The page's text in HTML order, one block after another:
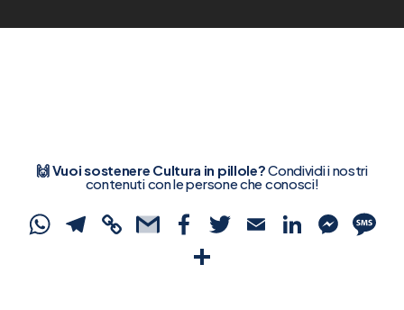
🙌 Vuoi sostenere Cultura in pillole?Condividi i nostri
contenuti con le persone che conosci!
WhatsApp
Telegram
CopyGmailFacebook
Twitter
Email